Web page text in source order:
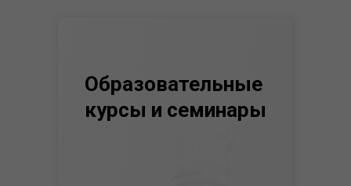
Образовательные
курсы и семинары